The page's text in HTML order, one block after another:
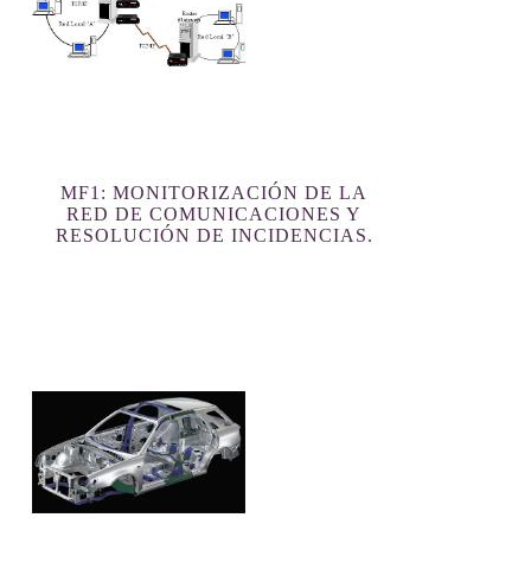
MF1: MONITORIZACIÓN DE LA
RED DE COMUNICACIONES Y
RESOLUCIÓN DE INCIDENCIAS.